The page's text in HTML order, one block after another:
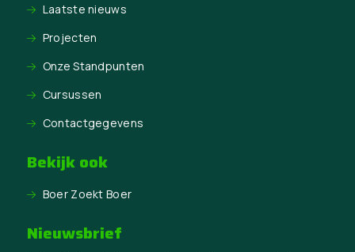
Laatste nieuws
Projecten
Onze Standpunten
Cursussen
Contactgegevens
Bekijk ook
Boer Zoekt Boer
Nieuwsbrief